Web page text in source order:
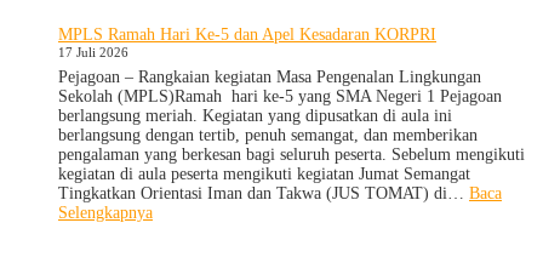
Tahun
Pelajaran
2026/2027
1
Gelar
Penerimaan
Tamu
Ambalan
dan
Wira
untuk
MPLS Ramah Hari Ke-5 dan Apel Kesadaran KORPRI
17 Juli 2026
Pejagoan – Rangkaian kegiatan Masa Pengenalan Lingkungan
Sekolah (MPLS)Ramah hari ke-5 yang SMA Negeri 1 Pejagoan
berlangsung meriah. Kegiatan yang dipusatkan di aula ini
berlangsung dengan tertib, penuh semangat, dan memberikan
pengalaman yang berkesan bagi seluruh peserta. Sebelum mengikuti
kegiatan di aula peserta mengikuti kegiatan Jumat Semangat
Tingkatkan Orientasi Iman dan Takwa (JUS TOMAT) di… Baca
Selengkapnya: